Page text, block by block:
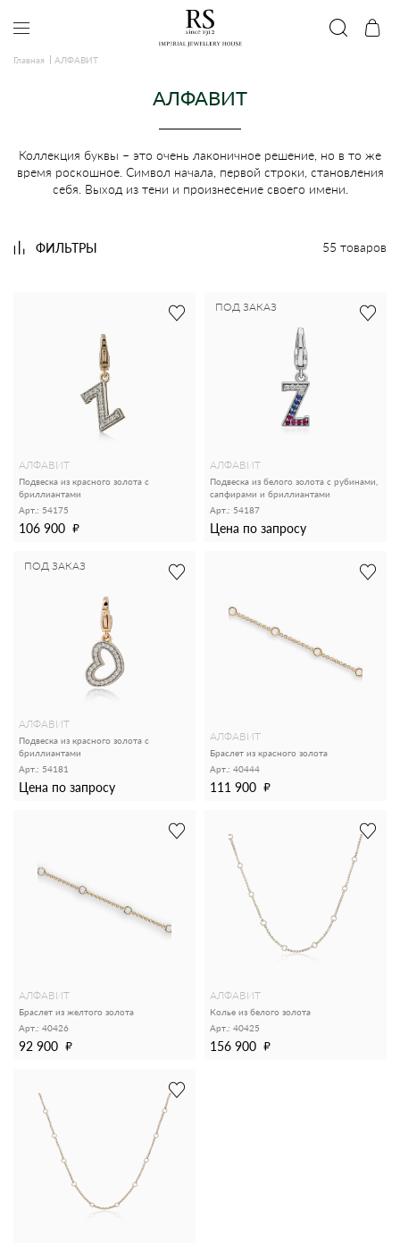
Главная АЛФАВИТ
АЛФАВИТ
Коллекция буквы – это очень лаконичное решение, но в то же
время роскошное. Символ начала, первой строки, становления
себя. Выход из тени и произнесение своего имени.
ФИЛЬТРЫ 55 товаров
АЛФАВИТ
Подвеска из красного золота с
бриллиантами
Арт.: 54175
106 900
ПОД ЗАКАЗ
АЛФАВИТ
Подвеска из белого золота с рубинами,
сапфирами и бриллиантами
Арт.: 54187
Цена по запросу
ПОД ЗАКАЗ
АЛФАВИТ
Подвеска из красного золота с
бриллиантами
Арт.: 54181
Цена по запросу
АЛФАВИТ
Браслет из красного золота
Арт.: 40444
111 900
АЛФАВИТ
Браслет из желтого золота
Арт.: 40426
92 900
АЛФАВИТ
Колье из белого золота
Арт.: 40425
156 900